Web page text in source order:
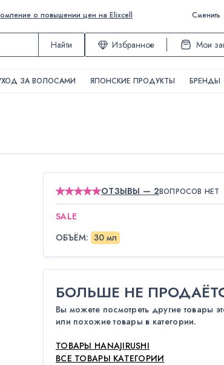
о повышении цен на Elixcell Сменить
Найти Избранное Мои
ЗА ВОЛОСАМИ ЯПОНСКИЕ ПРОДУКТЫ БРЕНДЫ
ОТЗЫВЫ — 2ВОПРОСОВ НЕТ
SALE
ОБЪЁМ: 30 мл
БОЛЬШЕ НЕ
Вы можете посмотреть другие товары
или похожие товары в категории.
ТОВАРЫ HANAJIRUSHI
ВСЕ ТОВАРЫ КАТЕГОРИИ